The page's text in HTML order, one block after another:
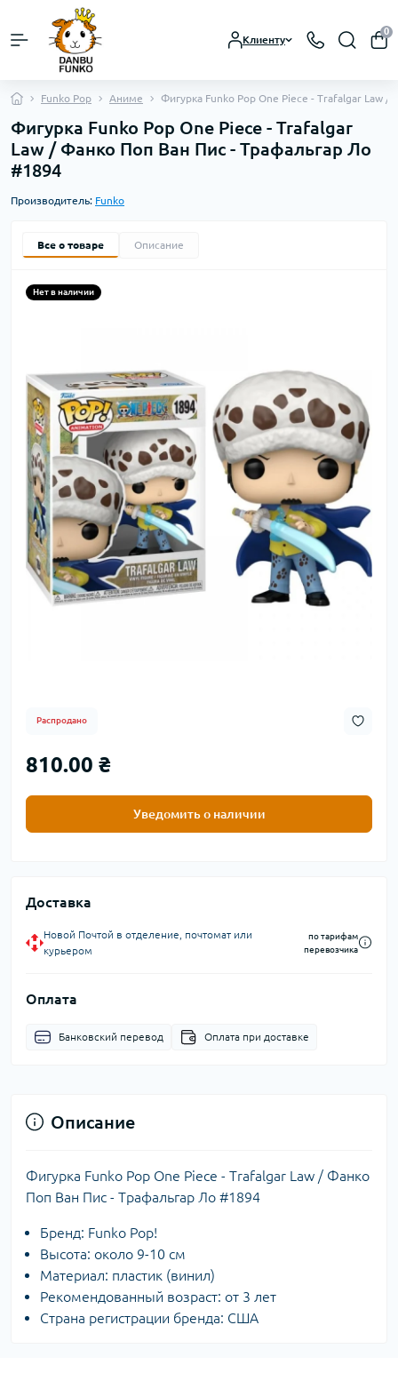
Клиенту
0
Funko Pop Аниме Фигурка Funko Pop One Piece - Trafalgar Law
Фигурка Funko Pop One Piece - Trafalgar
Law / Фанко Поп Ван Пис - Трафальгар Ло
#1894
Производитель: Funko
Все о товаре Описание
Нет в наличии
Распродано
810.00 ₴
Уведомить о наличии
Доставка
Новой Почтой в отделение, почтомат или
курьером
по тарифам
перевозчика
Оплата
Банковский перевод Оплата при доставке
Описание
Фигурка Funko Pop One Piece - Trafalgar Law / Фанко
Поп Ван Пис - Трафальгар Ло #1894
Бренд: Funko Pop!
Высота: около 9-10 см
Материал: пластик (винил)
Рекомендованный возраст: от 3 лет
Страна регистрации бренда: США